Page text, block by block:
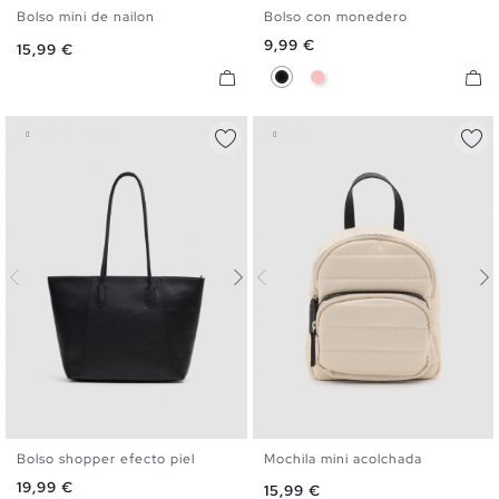
Bolso mini de nailon
Precio
15,99 €
Bolso con monedero
Precio
9,99 €
NegroRosa
U
Bolso shopper efecto piel
Precio
19,99 €
U
Mochila mini acolchada
Precio
15,99 €